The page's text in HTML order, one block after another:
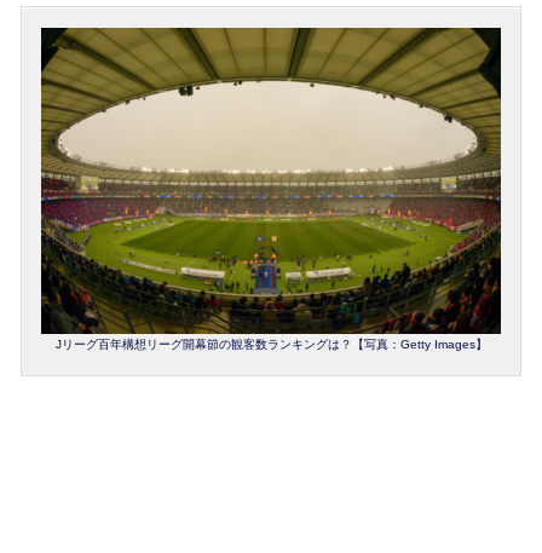
Jリーグ百年構想リーグ開幕節の観客数ランキングは？【写真：Getty Images】